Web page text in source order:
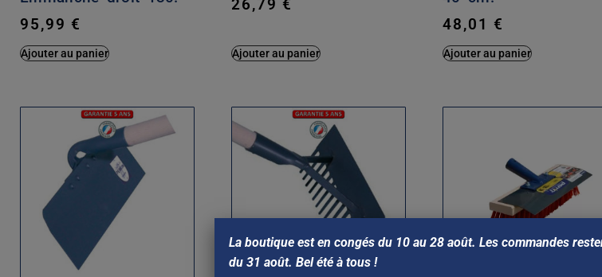
95,99 €
Ajouter au panier
26,79 €
Ajouter au panier
48,01 €
Ajouter au panier
La boutique est en congés du 10 au 28 août. Les commandes
du 31 août. Bel été à tous !